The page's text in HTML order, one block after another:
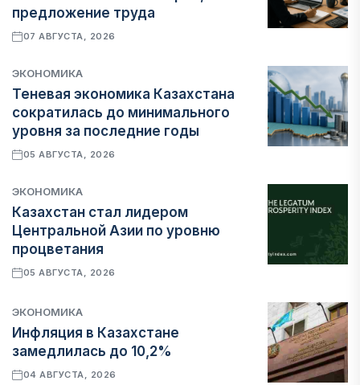
предложение труда
07 АВГУСТА, 2026
ЭКОНОМИКА
Теневая экономика Казахстана
сократилась до минимального
уровня за последние годы
05 АВГУСТА, 2026
ЭКОНОМИКА
Казахстан стал лидером
Центральной Азии по уровню
процветания
05 АВГУСТА, 2026
ЭКОНОМИКА
Инфляция в Казахстане
замедлилась до 10,2%
04 АВГУСТА, 2026